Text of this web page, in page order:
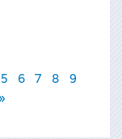
5 6 7 8
9